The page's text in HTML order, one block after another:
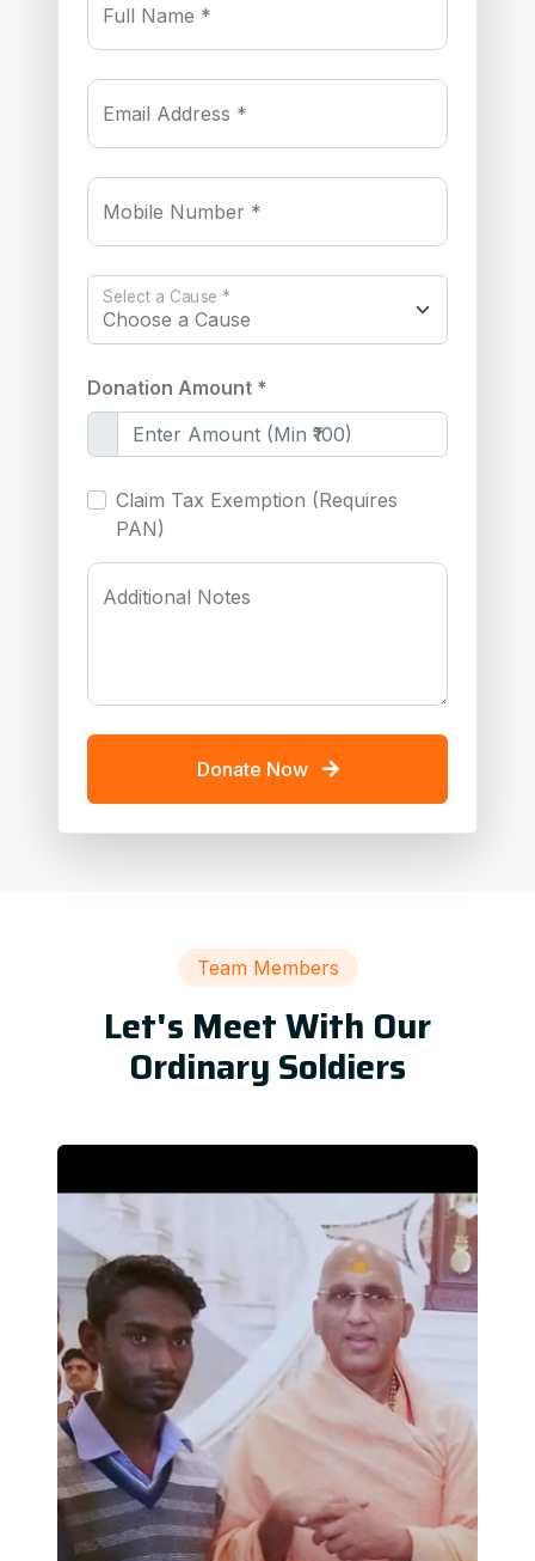
Full Name *
Email Address *
Mobile Number *
Select a Cause *
Donation Amount *
Claim Tax Exemption (Requires
PAN)
Additional Notes
Donate Now
Team Members
Let's Meet With Our
Ordinary Soldiers